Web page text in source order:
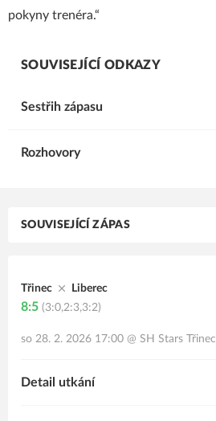
SOUVISEJÍCÍ ZÁPAS
Třinec Liberec
8:5 (3:0,2:3,3:2)
so 28. 2. 2026 17:00 @ SH Stars Třinec
Detail utkání
pokyny trenéra.“
SOUVISEJÍCÍ ODKAZY
Sestřih zápasu
Rozhovory